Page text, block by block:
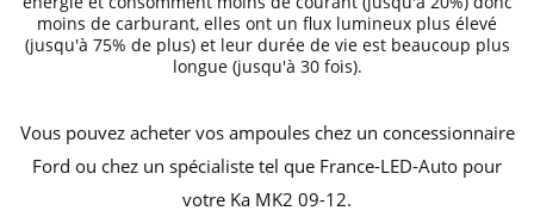
moins de carburant, elles ont un flux lumineux plus élevé
(jusqu'à 75% de plus) et leur durée de vie est beaucoup plus
longue (jusqu'à 30 fois).
Vous pouvez acheter vos ampoules chez un concessionnaire
Ford ou chez un spécialiste tel que France-LED-Auto pour
votre Ka MK2 09-12.